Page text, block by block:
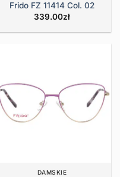
Frido FZ 11414 Col. 02
339.00zł
DAMSKIE